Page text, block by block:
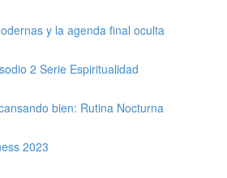
y la agenda final oculta
2 Serie Espiritualidad
bien: Rutina Nocturna
2023